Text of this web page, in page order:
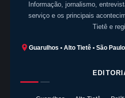
Informação, jornalismo,
serviço e os principais
Tietê e
Guarulhos • Alto Tietê • São Paulo